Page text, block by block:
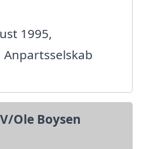
1995,
Ole Boysen